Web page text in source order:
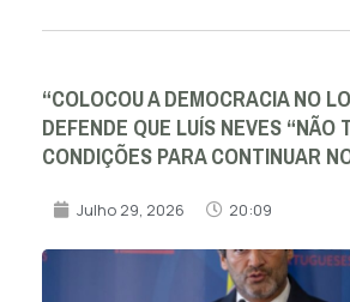
“COLOCOU A DEMOCRACIA NO
DEFENDE QUE LUÍS NEVES “NÃO
CONDIÇÕES PARA CONTINUAR
Julho 29, 2026 20:09